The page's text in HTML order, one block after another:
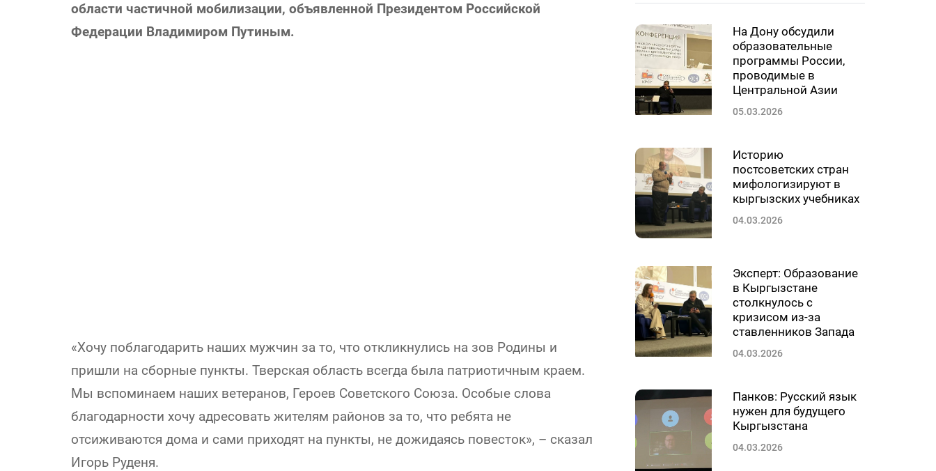
области частичной мобилизации, объявленной Президентом Российской
Федерации Владимиром Путиным.
«Хочу поблагодарить наших мужчин за то, что откликнулись на зов Родины и
пришли на сборные пункты. Тверская область всегда была патриотичным краем.
Мы вспоминаем наших ветеранов, Героев Советского Союза. Особые слова
благодарности хочу адресовать жителям районов за то, что ребята не
отсиживаются дома и сами приходят на пункты, не дожидаясь повесток», – сказал
Игорь Руденя.
На Дону обсудили
образовательные
программы России,
проводимые в
Центральной Азии
05.03.2026
Историю
постсоветских стран
мифологизируют в
кыргызских учебниках
04.03.2026
Эксперт: Образование
в Кыргызстане
столкнулось с
кризисом из-за
ставленников Запада
04.03.2026
Панков: Русский язык
нужен для будущего
Кыргызстана
04.03.2026